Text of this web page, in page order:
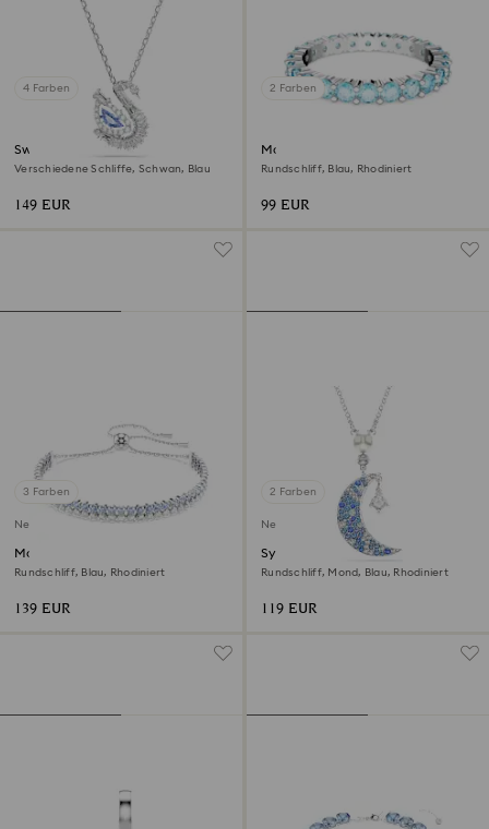
4 Farben
Swan Anhänger
Verschiedene Schliffe, Schwan, Blau
149 EUR
2 Farben
Matrix Ring
Rundschliff, Blau, Rhodiniert
99 EUR
3 Farben
Neu
Matrix Armband
Rundschliff, Blau, Rhodiniert
139 EUR
2 Farben
Neu
Symbolica Anhänger
Rundschliff, Mond, Blau, Rhodiniert
119 EUR